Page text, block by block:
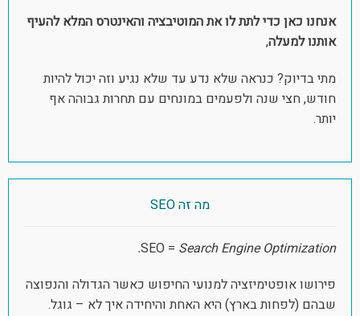
אנחנו כאן כדי לתת לו את המוטיבציה והאינטרס המלא להעיף
אותנו למעלה,
מתי בדיוק? כנראה שלא נדע עד שלא נגיע וזה יכול להיות
חודש, חצי שנה ולפעמים במונחים עם תחרות גבוהה אף
יותר.
מה זה SEO
SEO = Search Engine Optimization.
פירושו אופטימיזציה למנועי החיפוש כאשר הגדולה והנפוצה
שבהם (לפחות בארץ) היא האחת והיחידה איך לא – גוגל.